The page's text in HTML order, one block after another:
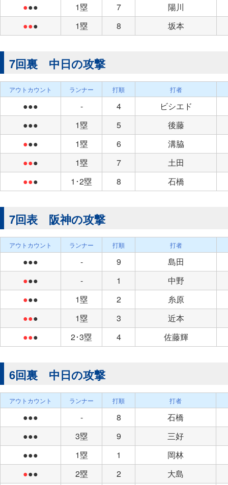
●●● 1塁 7
陽川
●●● 1塁 8 坂本
7回裏 中日の攻撃
アウトカウント ランナー 打順 打者
●●● - 4
ビシエド
●●●
1塁 5
後藤
●●● 1塁 6
溝脇
●●● 1塁 7
土田
●●● 1･2塁 8 石橋
7回表 阪神の攻撃
アウトカウント ランナー 打順 打者
●●● - 9
島田
●●● - 1
中野
●●● 1塁 2
糸原
●●● 1塁 3
近本
●●● 2･3塁 4 佐藤輝
6回裏 中日の攻撃
アウトカウント ランナー 打順 打者
●●● - 8
石橋
●●●
3塁 9
三好
●●●
1塁 1
岡林
●●● 2塁 2
大島